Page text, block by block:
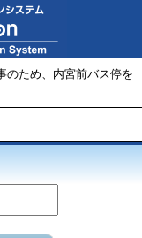
のため、内宮前バス停を